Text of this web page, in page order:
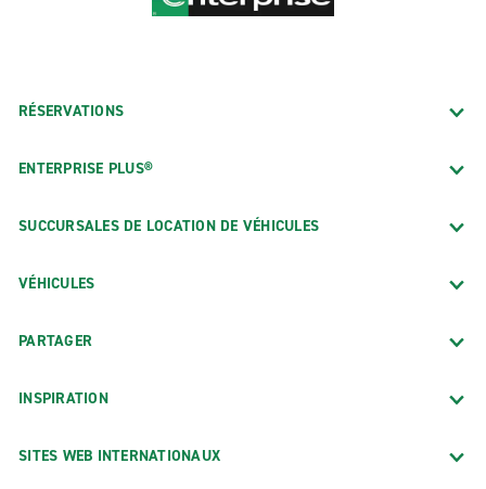
RÉSERVATIONS
ENTERPRISE PLUS®
SUCCURSALES DE LOCATION DE VÉHICULES
VÉHICULES
PARTAGER
INSPIRATION
SITES WEB INTERNATIONAUX